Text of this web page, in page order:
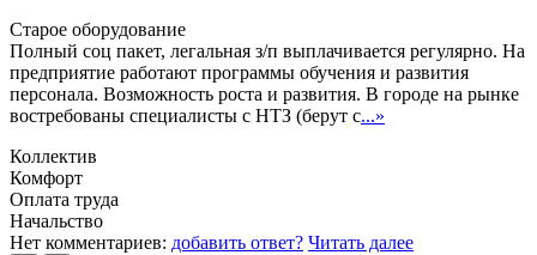
Старое оборудование
Полный соц пакет, легальная з/п выплачивается регулярно. На
предприятие работают программы обучения и развития
персонала. Возможность роста и развития. В городе на рынке
востребованы специалисты с НТЗ (берут с...»
Коллектив
Комфорт
Оплата труда
Начальство
Нет комментариев: добавить ответ? Читать далее